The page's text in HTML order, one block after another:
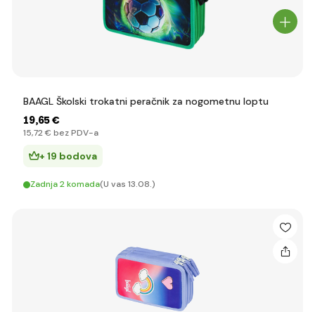
BAAGL Školski trokatni peračnik za nogometnu loptu
19,65 €
15,72 € bez PDV-a
+ 19 bodova
Zadnja 2 komada(U vas 13.08.)